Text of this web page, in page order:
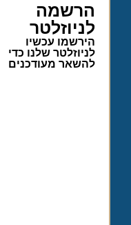
הרשמה
לניוזלטר
הירשמו עכשיו
לניוזלטר שלנו כדי
להשאר מעודכנים